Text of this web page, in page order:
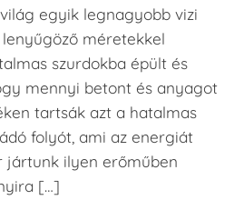
egyik legnagyobb vizi
méretekkel
szurdokba épült és
mennyi betont és anyagot
tartsák azt a hatalmas
folyót, ami az energiát
jártunk ilyen erőműben
[…]